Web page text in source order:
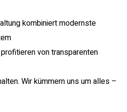
kombiniert modernste
von transparenten
Wir kümmern uns um alles –